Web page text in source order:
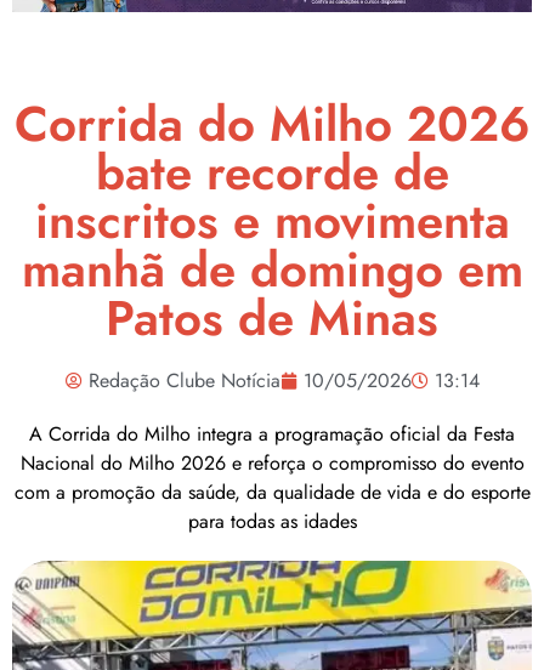
Corrida do Milho 2026
bate recorde de
inscritos e movimenta
manhã de domingo em
Patos de Minas
Redação Clube Notícia 10/05/2026
13:14
A Corrida do Milho integra a programação oficial da Festa
Nacional do Milho 2026 e reforça o compromisso do evento
com a promoção da saúde, da qualidade de vida e do esporte
para todas as idades